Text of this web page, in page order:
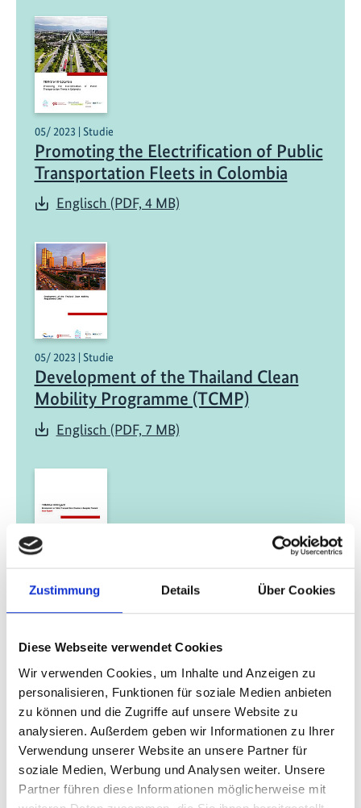
Zustimmung Details Über Cookies
Diese Webseite verwendet Cookies
Wir verwenden Cookies, um Inhalte und Anzeigen zu
personalisieren, Funktionen für soziale Medien anbieten
zu können und die Zugriffe auf unsere Website zu
analysieren. Außerdem geben wir Informationen zu Ihrer
Verwendung unserer Website an unsere Partner für
soziale Medien, Werbung und Analysen weiter. Unsere
Partner führen diese Informationen möglicherweise mit
05/ 2023 | Studie
Promoting the Electrification of Public
Transportation Fleets in Colombia
Englisch (PDF, 4 MB)
05/ 2023 | Studie
Development of the Thailand Clean
Mobility Programme (TCMP)
Englisch (PDF, 7 MB)
03/ 2023 | Bericht
Development on Public Transport
Englisch (PDF, 8 MB)
mehr Publikationen